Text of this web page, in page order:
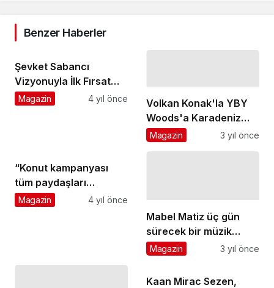
Benzer Haberler
Şevket Sabancı
Vizyonuyla İlk Fırsat
Programı'nın 8. Dönem
Magazin 4 yıl önce
Volkan Konak'la YBY
Woods'a Karadeniz
Havası Geldi
Magazin 3 yıl önce
“Konut kampanyası
tüm paydaşları
besleyen bir yaklaşımın
Magazin 4 yıl önce
Mabel Matiz üç gün
sürecek bir müzik
yolculuğu hazırlığında
Magazin 3 yıl önce
Kaan Mirac Sezen,